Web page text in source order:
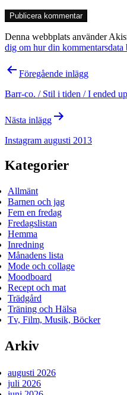
Denna webbplats använder
dig om hur din kommentarsdata
Inläggsnavigering
Föregående inlägg
Barr-co. / Stil i tiden / I ended
Nästa inlägg
Instagram augusti 2013
Kategorier
Allmänt
Barnen och jag
Fem en fredag
Fredagslistan
Hemma
Inredning
Månadens lista
Mode och collage
Moodboard
Recept och mat
Trädgård
Träning och Hälsa
Tv, Film, Musik, Böcker
Arkiv
augusti 2026
juli 2026